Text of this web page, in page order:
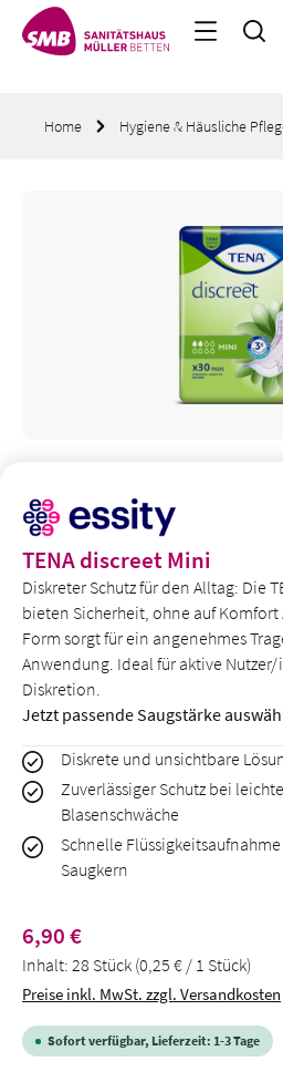
Zum Hauptinhalt springen
Home Hygiene & Häusliche
TENA discreet Mini
Diskreter Schutz für den Alltag: Die
bieten Sicherheit, ohne auf Komfort
Form sorgt für ein angenehmes
Anwendung. Ideal für aktive
Diskretion.
Jetzt passende Saugstärke
Diskrete und unsichtbare
Zuverlässiger Schutz bei
Blasenschwäche
Schnelle
Saugkern
Regulärer Preis:
6,90 €
Inhalt: 28 Stück (0,25 € / 1 Stück)
Preise inkl. MwSt. zzgl. Versandkosten
Sofort verfügbar, Lieferzeit: 1-3 Tage